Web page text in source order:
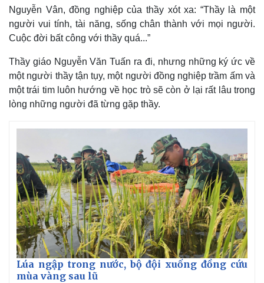
Kinh tế
Bất động sản
Khởi nghiệp
Thị trường
Giá vàng
Tiêu dùng
Tỷ giá
Chứng khoán
Giá cà phê
Nguyễn Vân, đồng nghiệp của thầy xót xa: “Thầy là một
người vui tính, tài năng, sống chân thành với mọi người.
Cuộc đời bất công với thầy quá...”
Thầy giáo Nguyễn Văn Tuấn ra đi, nhưng những ký ức về
một người thầy tận tụy, một người đồng nghiệp trầm ấm và
một trái tim luôn hướng về học trò sẽ còn ở lại rất lâu trong
lòng những người đã từng gặp thầy.
Lúa ngập trong nước, bộ đội xuống đồng cứu
mùa vàng sau lũ